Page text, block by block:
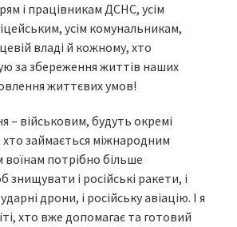
і працівникам ДСНС, усім
усім комунальникам,
владі й кожному, хто
за збереження життів наших
життєвих умов!
– військовим, будуть окремі
хто займається міжнародним
потрібно більше
знищувати і російські ракети, і
дрони, і російську авіацію. І я
хто вже допомагає та готовий